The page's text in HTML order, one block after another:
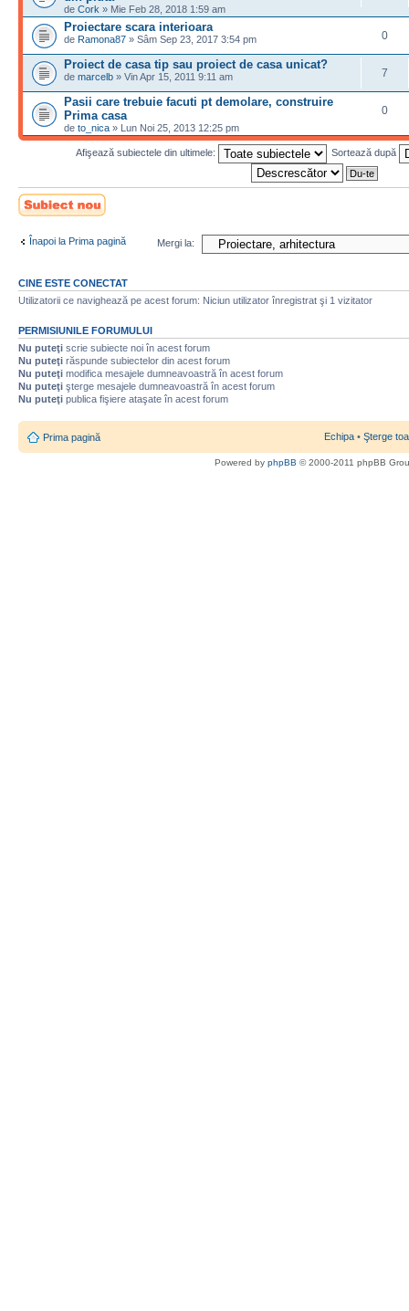
de Cork » Mie Feb 28, 2018 1:59 am
Proiectare scara interioara
de Ramona87 » Sâm Sep 23, 2017 3:54 pm 0
Proiect de casa tip sau proiect de casa unicat?
de marcelb » Vin Apr 15, 2011 9:11 am 7
Pasii care trebuie facuti pt demolare, construire
Prima casa
de to_nica » Lun Noi 25, 2013 12:25 pm
0
Afişează subiectele din ultimele: Sortează după
Scrie un subiect
nou
Înapoi la Prima pagină Mergi la:
CINE ESTE CONECTAT
Utilizatorii ce navighează pe acest forum: Niciun utilizator înregistrat şi 1 vizitator
PERMISIUNILE FORUMULUI
Nu puteţi scrie subiecte noi în acest forum
Nu puteţi răspunde subiectelor din acest forum
Nu puteţi modifica mesajele dumneavoastră în acest forum
Nu puteţi şterge mesajele dumneavoastră în acest forum
Nu puteţi publica fişiere ataşate în acest forum
Prima pagină Echipa • Şterge
Powered by phpBB © 2000-2011 phpBB